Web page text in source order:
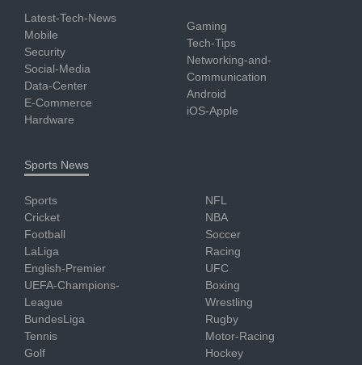
Latest-Tech-News
Mobile
Security
Social-Media
Data-Center
E-Commerce
Hardware
Gaming
Tech-Tips
Networking-and-
Communication
Android
iOS-Apple
Sports News
Sports
Cricket
Football
LaLiga
English-Premier
UEFA-Champions-
League
BundesLiga
Tennis
Golf
NFL
NBA
Soccer
Racing
UFC
Boxing
Wrestling
Rugby
Motor-Racing
Hockey